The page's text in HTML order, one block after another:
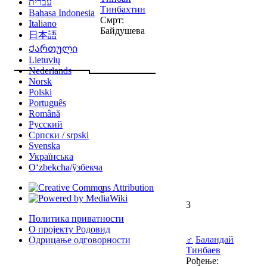
Тинбахтин
Смрт:
Байдушева
2
3
♂ Баландай
Тинбаев
Рођење:
עברית
Bahasa Indonesia
Italiano
日本語
Ქართული
Lietuvių
Nederlands
Norsk
Polski
Português
Română
Русский
Српски / srpski
Svenska
Українська
Oʻzbekcha/ўзбекча
Политика приватности
О пројекту Родовид
Одрицање одговорности